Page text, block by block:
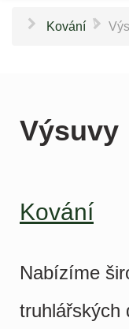
Kování \
Výsuvy
Kování
Nabízíme
truhlářských